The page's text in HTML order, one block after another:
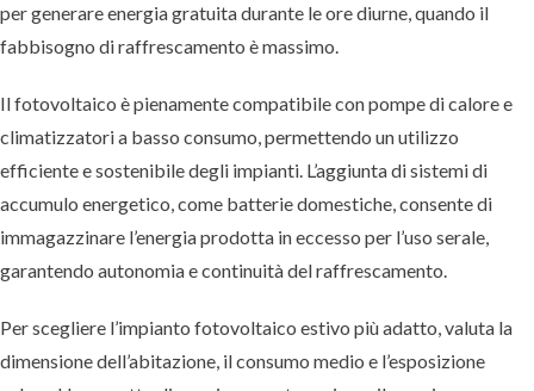
per generare energia gratuita durante le ore diurne, quando il
fabbisogno di raffrescamento è massimo.
Il fotovoltaico è pienamente compatibile con pompe di calore e
climatizzatori a basso consumo, permettendo un utilizzo
efficiente e sostenibile degli impianti. L’aggiunta di sistemi di
accumulo energetico, come batterie domestiche, consente di
immagazzinare l’energia prodotta in eccesso per l’uso serale,
garantendo autonomia e continuità del raffrescamento.
Per scegliere l’impianto fotovoltaico estivo più adatto, valuta la
dimensione dell’abitazione, il consumo medio e l’esposizione